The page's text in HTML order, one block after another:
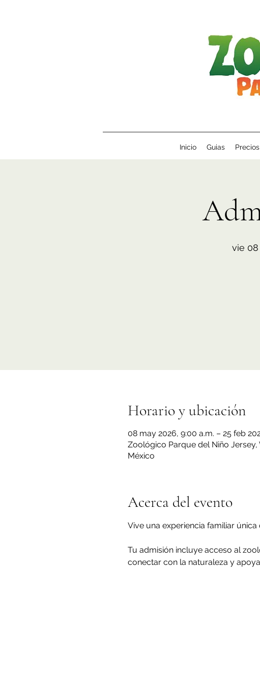
Inicio Guias Precios
vie
Horario y ubicación
08 may 2026, 9:00 a.m. – 25 feb
Zoológico Parque del Niño Jersey,
México
Acerca del evento
Vive una experiencia familiar
Tu admisión incluye acceso al
conectar con la naturaleza y